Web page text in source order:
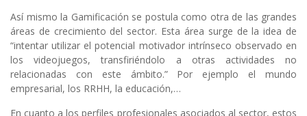
Así mismo la Gamificación se postula como otra de las grandes
áreas de crecimiento del sector. Esta área surge de la idea de
“intentar utilizar el potencial motivador intrínseco observado en
los videojuegos, transfiriéndolo a otras actividades no
relacionadas con este ámbito.” Por ejemplo el mundo
empresarial, los RRHH, la educación,…
En cuanto a los perfiles profesionales asociados al sector, estos